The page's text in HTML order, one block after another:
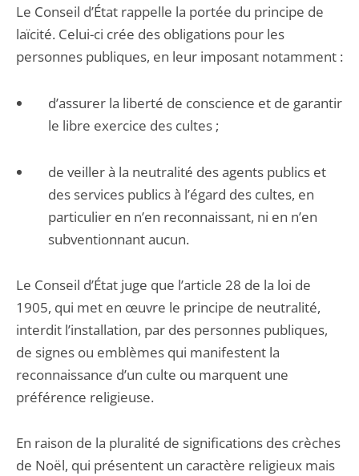
Le Conseil d’État rappelle la portée du principe de
laïcité. Celui-ci crée des obligations pour les
personnes publiques, en leur imposant notamment :
d’assurer la liberté de conscience et de garantir
le libre exercice des cultes ;
de veiller à la neutralité des agents publics et
des services publics à l’égard des cultes, en
particulier en n’en reconnaissant, ni en n’en
subventionnant aucun.
Le Conseil d’État juge que l’article 28 de la loi de
1905, qui met en œuvre le principe de neutralité,
interdit l’installation, par des personnes publiques,
de signes ou emblèmes qui manifestent la
reconnaissance d’un culte ou marquent une
préférence religieuse.
En raison de la pluralité de significations des crèches
de Noël, qui présentent un caractère religieux mais